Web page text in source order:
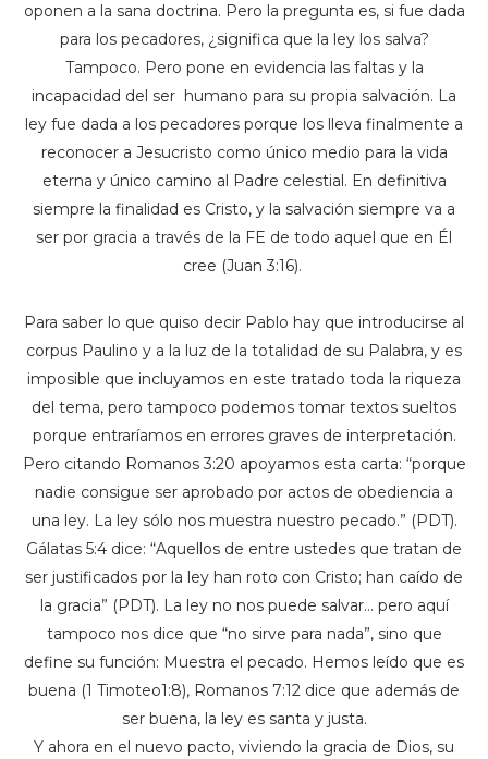
oponen a la sana doctrina. Pero la pregunta es, si fue dada
para los pecadores, ¿significa que la ley los salva?
Tampoco. Pero pone en evidencia las faltas y la
incapacidad del ser humano para su propia salvación. La
ley fue dada a los pecadores porque los lleva finalmente a
reconocer a Jesucristo como único medio para la vida
eterna y único camino al Padre celestial. En definitiva
siempre la finalidad es Cristo, y la salvación siempre va a
ser por gracia a través de la FE de todo aquel que en Él
cree (Juan 3:16).
Para saber lo que quiso decir Pablo hay que introducirse al
corpus Paulino y a la luz de la totalidad de su Palabra, y es
imposible que incluyamos en este tratado toda la riqueza
del tema, pero tampoco podemos tomar textos sueltos
porque entraríamos en errores graves de interpretación.
Pero citando Romanos 3:20 apoyamos esta carta: “porque
nadie consigue ser aprobado por actos de obediencia a
una ley. La ley sólo nos muestra nuestro pecado.” (PDT).
Gálatas 5:4 dice: “Aquellos de entre ustedes que tratan de
ser justificados por la ley han roto con Cristo; han caído de
la gracia” (PDT). La ley no nos puede salvar… pero aquí
tampoco nos dice que “no sirve para nada”, sino que
define su función: Muestra el pecado. Hemos leído que es
buena (1 Timoteo1:8), Romanos 7:12 dice que además de
ser buena, la ley es santa y justa.
Y ahora en el nuevo pacto, viviendo la gracia de Dios, su